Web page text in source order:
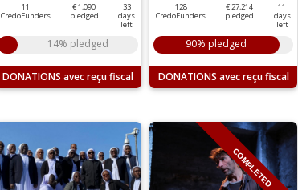
11
CredoFunders
€ 1,090
pledged
33
days
left
14% pledged
DONATIONS
128
CredoFunders
€ 27,214
pledged
11
days
left
90% pledged
DONATIONS
COMPLETED